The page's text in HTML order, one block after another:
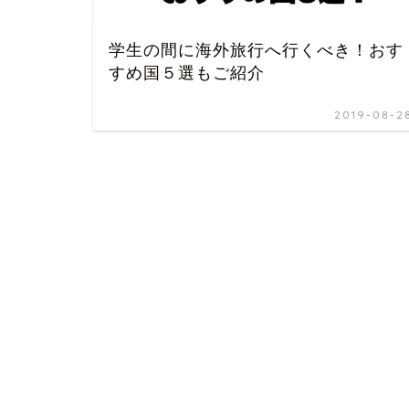
学生の間に海外旅行へ行くべき！おす
すめ国５選もご紹介
2019-08-